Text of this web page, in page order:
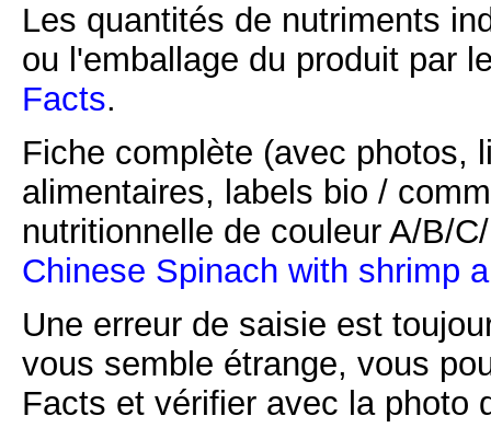
Les quantités de nutriments
ou l'emballage du produit par
Facts.
Fiche complète (avec photos,
alimentaires, labels bio /
nutritionnelle de couleur A/B/
Chinese Spinach with shrimp
Une erreur de saisie est
vous semble étrange, vous
Facts et vérifier avec la photo